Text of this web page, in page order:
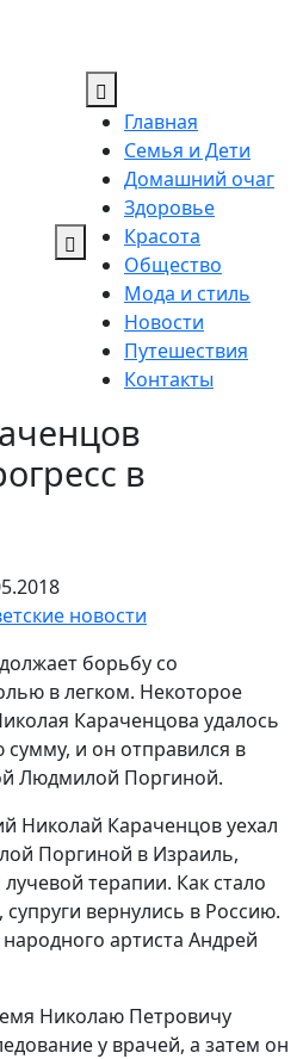
Главная
Семья и Дети
Домашний очаг
Здоровье
Красота
Общество
Мода и стиль
Новости
Путешествия
Контакты
в
новости
борьбу со
в легком. Некоторое
Караченцова удалось
и он отправился в
Людмилой Поргиной.
Николай Караченцов уехал
Поргиной в Израиль,
терапии. Как стало
вернулись в Россию.
артиста Андрей
Николаю Петровичу
у врачей, а затем он